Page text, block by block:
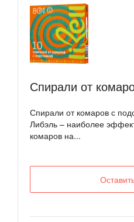
Спирали от
Спирали от комаров с
Либэль – наиболее
комаров на...